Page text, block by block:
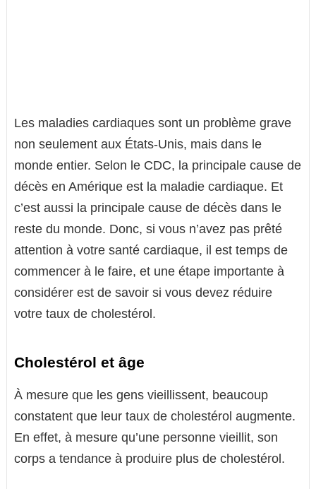
Les maladies cardiaques sont un problème grave
non seulement aux États-Unis, mais dans le
monde entier. Selon le CDC, la principale cause de
décès en Amérique est la maladie cardiaque. Et
c’est aussi la principale cause de décès dans le
reste du monde. Donc, si vous n’avez pas prêté
attention à votre santé cardiaque, il est temps de
commencer à le faire, et une étape importante à
considérer est de savoir si vous devez réduire
votre taux de cholestérol.
Cholestérol et âge
À mesure que les gens vieillissent, beaucoup
constatent que leur taux de cholestérol augmente.
En effet, à mesure qu’une personne vieillit, son
corps a tendance à produire plus de cholestérol.